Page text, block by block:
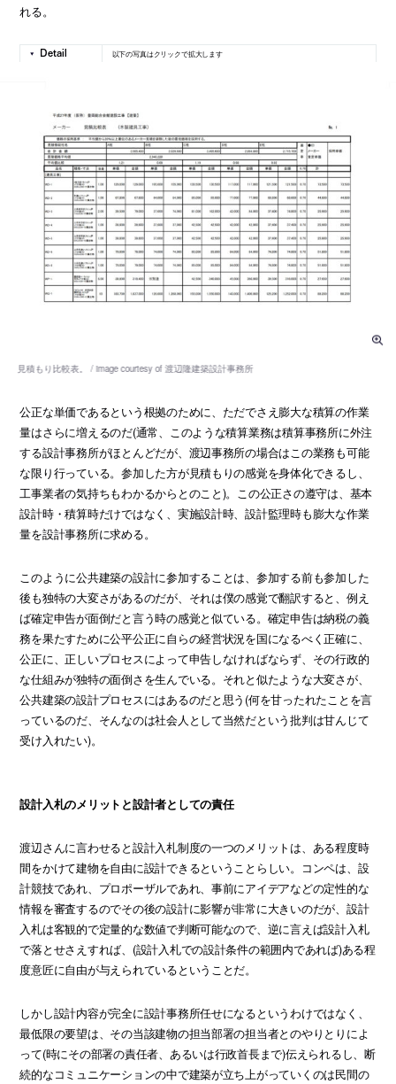
れる。
以下の写真はクリックで拡大します
公正な単価であるという根拠のために、ただでさえ膨大な積算の作業
量はさらに増えるのだ(通常、このような積算業務は積算事務所に外注
する設計事務所がほとんどだが、渡辺事務所の場合はこの業務も可能
な限り行っている。参加した方が見積もりの感覚を身体化できるし、
工事業者の気持ちもわかるからとのこと)。この公正さの遵守は、基本
設計時・積算時だけではなく、実施設計時、設計監理時も膨大な作業
量を設計事務所に求める。
このように公共建築の設計に参加することは、参加する前も参加した
後も独特の大変さがあるのだが、それは僕の感覚で翻訳すると、例え
ば確定申告が面倒だと言う時の感覚と似ている。確定申告は納税の義
務を果たすために公平公正に自らの経営状況を国になるべく正確に、
公正に、正しいプロセスによって申告しなければならず、その行政的
な仕組みが独特の面倒さを生んでいる。それと似たような大変さが、
公共建築の設計プロセスにはあるのだと思う(何を甘ったれたことを言
っているのだ、そんなのは社会人として当然だという批判は甘んじて
受け入れたい)。
設計入札のメリットと設計者としての責任
渡辺さんに言わせると設計入札制度の一つのメリットは、ある程度時
間をかけて建物を自由に設計できるということらしい。コンペは、設
計競技であれ、プロポーザルであれ、事前にアイデアなどの定性的な
情報を審査するのでその後の設計に影響が非常に大きいのだが、設計
入札は客観的で定量的な数値で判断可能なので、逆に言えば設計入札
で落とせさえすれば、(設計入札での設計条件の範囲内であれば)ある程
度意匠に自由が与えられているということだ。
しかし設計内容が完全に設計事務所任せになるというわけではなく、
最低限の要望は、その当該建物の担当部署の担当者とのやりとりによ
って(時にその部署の責任者、あるいは行政首長まで)伝えられるし、断
続的なコミュニケーションの中で建築が立ち上がっていくのは民間の